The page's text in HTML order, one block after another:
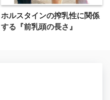
ホルスタインの搾乳性に関係
する『前乳頭の長さ』